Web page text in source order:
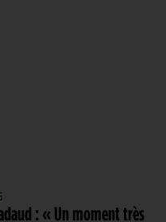
: « Un moment très